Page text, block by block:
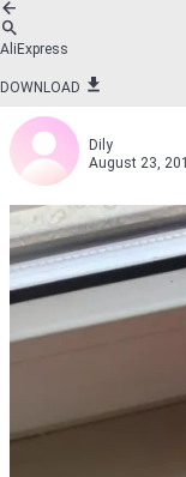
AliExpress
DOWNLOAD
Dily
August 23,